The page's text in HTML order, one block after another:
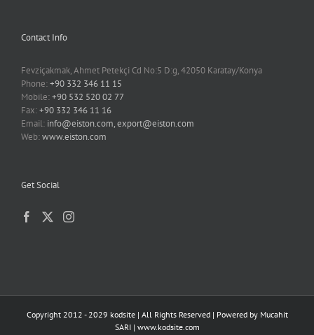
Contact Info
Fevziçakmak, Ahmet Petekçi Cd No:5 D:g, 42050 Karatay/Konya
Phone:+90 332 346 11 15
Mobile:+90 532 520 02 77
Fax:+90 332 346 11 16
Email: info@eiston.com, export@eiston.com
Web:www.eiston.com
Get Social
Copyright 2012 - 2029 kodsite | All Rights Reserved | Powered by Mucahit
SARI| www.kodsite.com